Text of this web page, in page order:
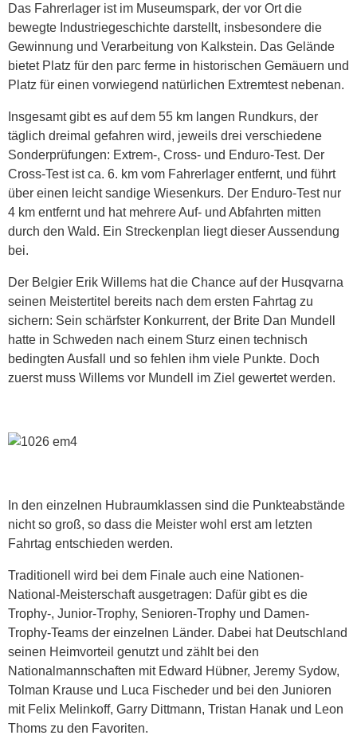
Das Fahrerlager ist im Museumspark, der vor Ort die
bewegte Industriegeschichte darstellt, insbesondere die
Gewinnung und Verarbeitung von Kalkstein. Das Gelände
bietet Platz für den parc ferme in historischen Gemäuern und
Platz für einen vorwiegend natürlichen Extremtest nebenan.
Insgesamt gibt es auf dem 55 km langen Rundkurs, der
täglich dreimal gefahren wird, jeweils drei verschiedene
Sonderprüfungen: Extrem-, Cross- und Enduro-Test. Der
Cross-Test ist ca. 6. km vom Fahrerlager entfernt, und führt
über einen leicht sandige Wiesenkurs. Der Enduro-Test nur
4 km entfernt und hat mehrere Auf- und Abfahrten mitten
durch den Wald. Ein Streckenplan liegt dieser Aussendung
bei.
Der Belgier Erik Willems hat die Chance auf der Husqvarna
seinen Meistertitel bereits nach dem ersten Fahrtag zu
sichern: Sein schärfster Konkurrent, der Brite Dan Mundell
hatte in Schweden nach einem Sturz einen technisch
bedingten Ausfall und so fehlen ihm viele Punkte. Doch
zuerst muss Willems vor Mundell im Ziel gewertet werden.
In den einzelnen Hubraumklassen sind die Punkteabstände
nicht so groß, so dass die Meister wohl erst am letzten
Fahrtag entschieden werden.
Traditionell wird bei dem Finale auch eine Nationen-
National-Meisterschaft ausgetragen: Dafür gibt es die
Trophy-, Junior-Trophy, Senioren-Trophy und Damen-
Trophy-Teams der einzelnen Länder. Dabei hat Deutschland
seinen Heimvorteil genutzt und zählt bei den
Nationalmannschaften mit Edward Hübner, Jeremy Sydow,
Tolman Krause und Luca Fischeder und bei den Junioren
mit Felix Melinkoff, Garry Dittmann, Tristan Hanak und Leon
Thoms zu den Favoriten.